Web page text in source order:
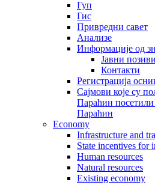
Гуп
Гис
Привредни савет
Aнализе
Информације од
Јавни позиви
Контакти
Регистрација
Сајмови које су
Параћин
Параћин
Economy
Infrastructure and
State incentives for
Human resources
Natural resources
Existing economy